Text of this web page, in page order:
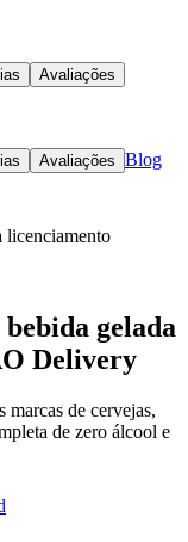
Avaliações
Avaliações Blog
licenciamento
bebida gelada
Delivery
de cervejas,
de zero álcool e